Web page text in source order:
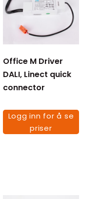
Office M Driver
DALI, Linect quick
connector
Logg inn for å se
priser